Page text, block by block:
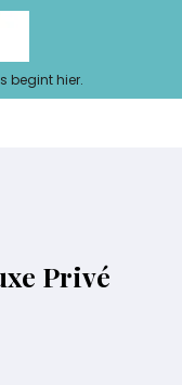
begint hier.
Privé